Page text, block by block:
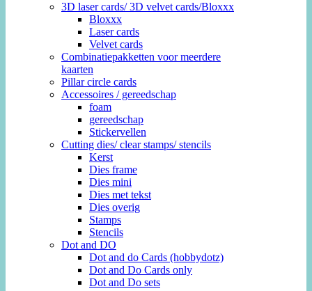
3D laser cards/ 3D velvet cards/Bloxxx
Bloxxx
Laser cards
Velvet cards
Combinatiepakketten voor meerdere
kaarten
Pillar circle cards
Accessoires / gereedschap
foam
gereedschap
Stickervellen
Cutting dies/ clear stamps/ stencils
Kerst
Dies frame
Dies mini
Dies met tekst
Dies overig
Stamps
Stencils
Dot and DO
Dot and do Cards (hobbydotz)
Dot and Do Cards only
Dot and Do sets